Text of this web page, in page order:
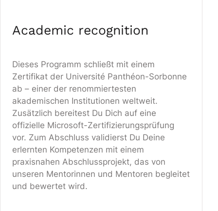
Academic recognition
Dieses Programm schließt mit einem
Zertifikat der Université Panthéon-Sorbonne
ab – einer der renommiertesten
akademischen Institutionen weltweit.
Zusätzlich bereitest Du Dich auf eine
offizielle Microsoft-Zertifizierungsprüfung
vor. Zum Abschluss validierst Du Deine
erlernten Kompetenzen mit einem
praxisnahen Abschlussprojekt, das von
unseren Mentorinnen und Mentoren begleitet
und bewertet wird.